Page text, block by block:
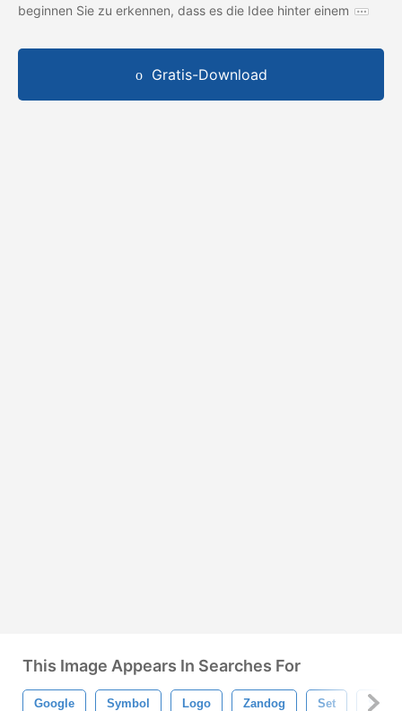
beginnen Sie zu erkennen, dass es die Idee hinter einem
Gratis-Download
This Image Appears In Searches For
Google Symbol Logo Zandog Set